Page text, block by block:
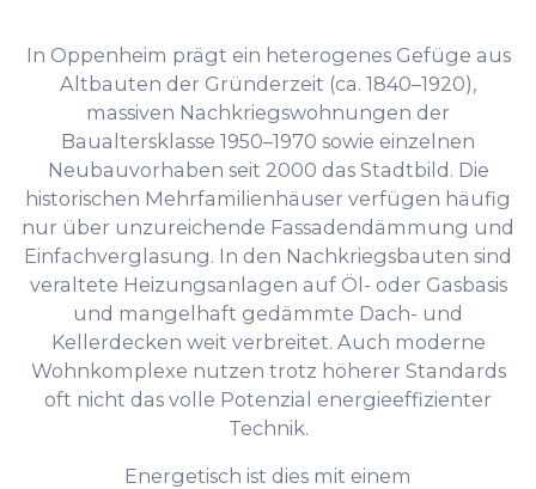
In Oppenheim prägt ein heterogenes Gefüge aus
Altbauten der Gründerzeit (ca. 1840–1920),
massiven Nachkriegswohnungen der
Baualtersklasse 1950–1970 sowie einzelnen
Neubauvorhaben seit 2000 das Stadtbild. Die
historischen Mehrfamilienhäuser verfügen häufig
nur über unzureichende Fassadendämmung und
Einfachverglasung. In den Nachkriegsbauten sind
veraltete Heizungsanlagen auf Öl- oder Gasbasis
und mangelhaft gedämmte Dach- und
Kellerdecken weit verbreitet. Auch moderne
Wohnkomplexe nutzen trotz höherer Standards
oft nicht das volle Potenzial energieeffizienter
Technik.
Energetisch ist dies mit einem